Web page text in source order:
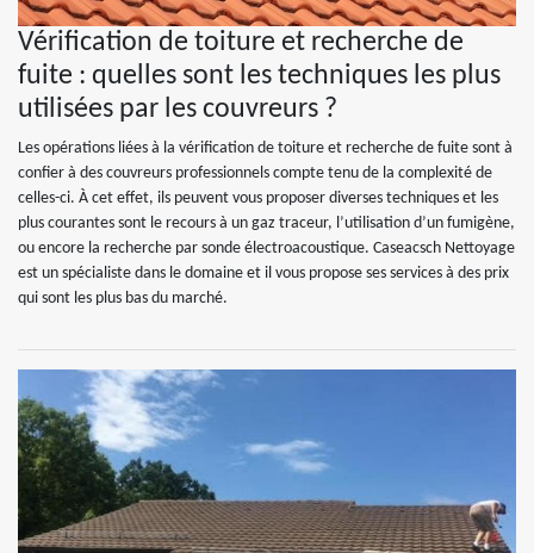
Vérification de toiture et recherche de
fuite : quelles sont les techniques les plus
utilisées par les couvreurs ?
Les opérations liées à la vérification de toiture et recherche de fuite sont à
confier à des couvreurs professionnels compte tenu de la complexité de
celles-ci. À cet effet, ils peuvent vous proposer diverses techniques et les
plus courantes sont le recours à un gaz traceur, l’utilisation d’un fumigène,
ou encore la recherche par sonde électroacoustique. Caseacsch Nettoyage
est un spécialiste dans le domaine et il vous propose ses services à des prix
qui sont les plus bas du marché.